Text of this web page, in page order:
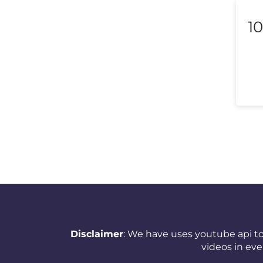
New Zealand
10
Disclaimer: We have uses youtube api
videos in